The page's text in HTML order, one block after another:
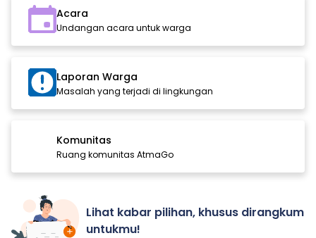
Acara
Undangan acara untuk warga
Laporan Warga
Masalah yang terjadi di lingkungan
Komunitas
Ruang komunitas AtmaGo
Lihat kabar pilihan, khusus dirangkum
untukmu!